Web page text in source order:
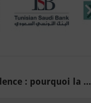
: pourquoi la ...